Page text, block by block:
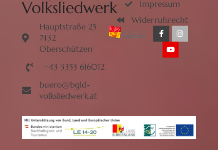
Volksliedwerk
Hauptstraße 25
7432
Oberschützen
+43 3353 616012
buero@bgld-
volksliedwerk.at
Impressum
Widerrufsrecht